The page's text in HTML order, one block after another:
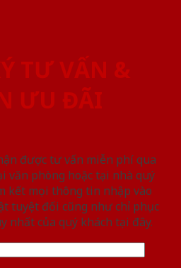
TƯ VẤN &
ƯU ĐÃI
được tư vấn miễn phí qua
văn phòng hoặc tại nhà quý
kết mọi thông tin nhập vào
tuyệt đối cũng như chỉ phục
nhất của quý khách tại đây.